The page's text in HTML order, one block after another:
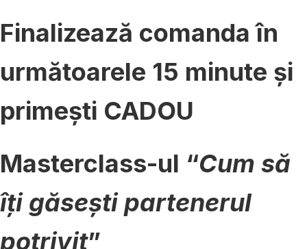
Finalizează comanda în
următoarele 15 minute și
primești CADOU
Masterclass-ul “Cum să
îți găsești partenerul
potrivit”